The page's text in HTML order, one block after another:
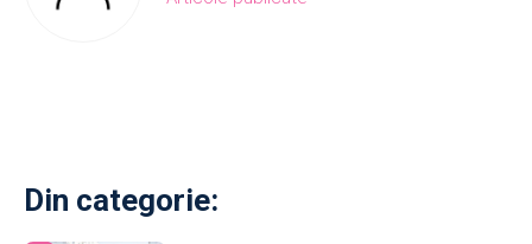
Din categorie: